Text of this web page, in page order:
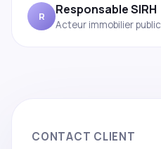
R Responsable SIRH
Acteur immobilier public
CONTACT CLIENT